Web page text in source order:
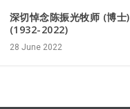
深切悼念陈振光牧师 (博士)
(1932-2022)
28 June 2022